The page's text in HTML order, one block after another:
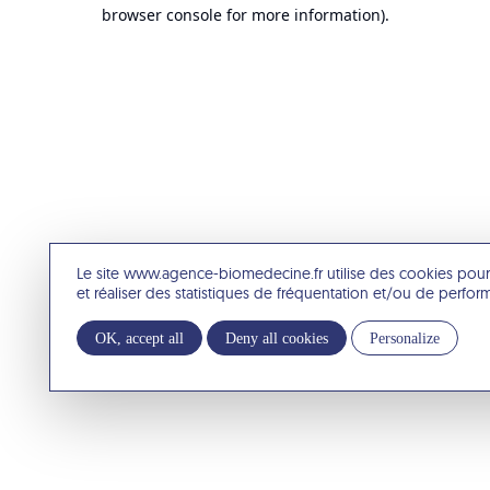
Le site www.agence-biomedecine.fr utilise des cookies
et réaliser des statistiques de fréquentation et/ou de
OK, accept all Deny all cookies Personalize
browser console for more information).